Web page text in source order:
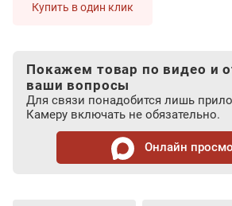
Купить в один клик
Покажем товар по видео и
ваши вопросы
Для связи понадобится лишь
Камеру включать не обязательно.
Онлайн